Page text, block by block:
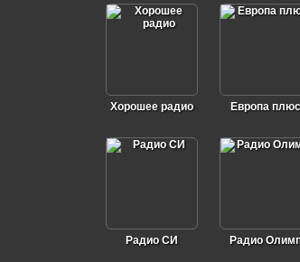
Хорошее радио Европа плюс
Радио СИ Радио